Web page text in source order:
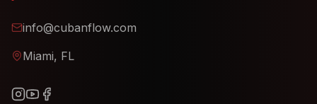
info@cubanflow.com
Miami, FL